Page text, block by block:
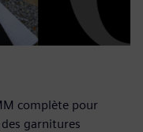
complète pour
garnitures